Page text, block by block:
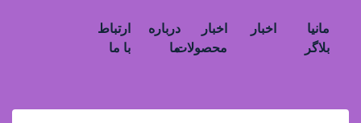
مانیا
بلاگر
اخبار
اخبار
محصولات
درباره
ما
ارتباط
با ما